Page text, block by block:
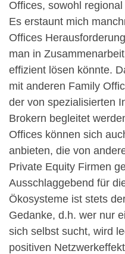
Offices, sowohl
Es erstaunt mich
Offices
man in
effizient lösen könnte.
mit anderen Family
der von spezialisierten
Brokern begleitet
Offices können sich
anbieten, die von
Private Equity Firmen
Ausschlaggebend für
Ökosysteme ist stets
Gedanke, d.h. wer nur
sich selbst sucht, wird
positiven